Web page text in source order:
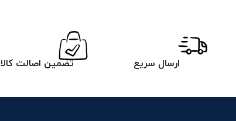
ارسال سریع تضمین اصالت کالا